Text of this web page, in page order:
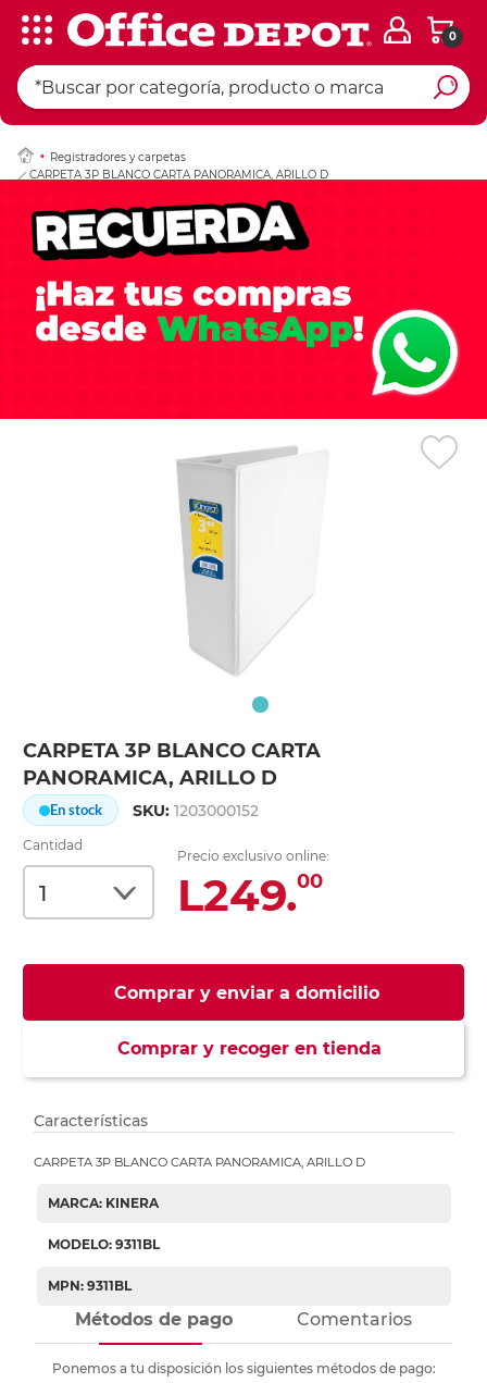
0
Registradores y carpetas
CARPETA 3P BLANCO CARTA PANORAMICA, ARILLO D
CARPETA 3P BLANCO CARTA
PANORAMICA, ARILLO D
En stock SKU:1203000152
Cantidad
Precio exclusivo online:
L249.00
Comprar y enviar a domicilio
Comprar y recoger en tienda
Ingresar Codigo
Características
CARPETA 3P BLANCO CARTA PANORAMICA, ARILLO D
MARCA: KINERA
MODELO: 9311BL
MPN: 9311BL
Métodos de pago Comentarios
Ponemos a tu disposición los siguientes métodos de pago: